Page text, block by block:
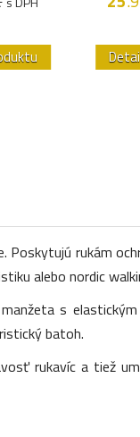
Poskytujú rukám
alebo nordic
s
batoh.
rukavíc a tiež